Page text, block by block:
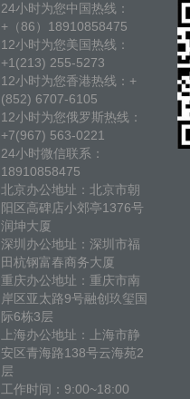
24小时为您中国热线：
+（86）18910858475
12小时为您美国热线：
+1(213) 255-5273
12小时为您香港热线：+
(852) 6707-6105
12小时为您俄罗斯热线：
+7(967) 563-0221
24小时微信联系：
18910858475
北京办公地址：北京市朝
阳区高碑店小郊亭1376号
润坤大厦
深圳办公地址：深圳市福
田杭钢富春商务大厦
重庆办公地址：重庆市南
岸区亚太路9号融创玖玺国
际6栋3层
上海办公地址：上海市静
安区青海路138号云海苑2
层
工作时间：9:00~18:00